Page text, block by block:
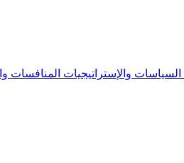
السياسات والإستراتيجيات المنافسات